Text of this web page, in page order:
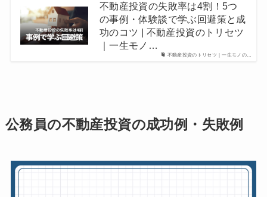
不動産投資のトリセツ｜一生モノの…
不動産投資の失敗率は4割！5つ
の事例・体験談で学ぶ回避策と成
功のコツ | 不動産投資のトリセツ
｜一生モノ…
公務員の不動産投資の成功例・失敗例